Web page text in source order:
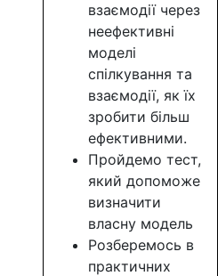
взаємодії через
неефективні
моделі
спілкування та
взаємодії, як їх
зробити більш
ефективними.
Пройдемо тест,
який допоможе
визначити
власну модель
Розберемось в
практичних